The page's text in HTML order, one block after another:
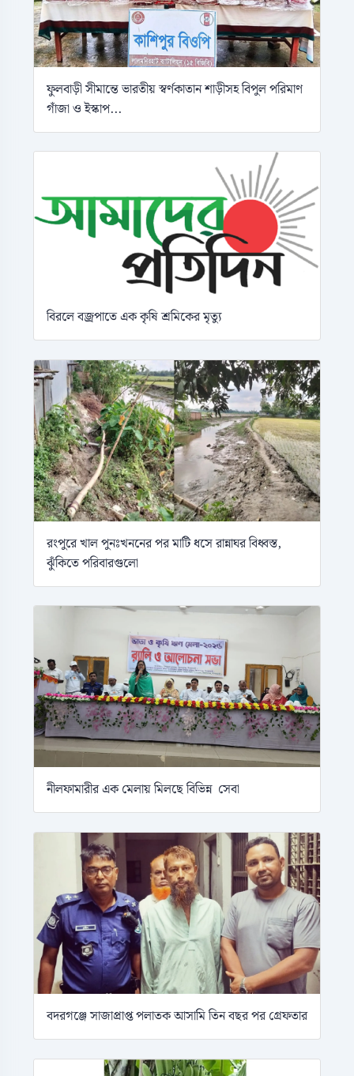
ফুলবাড়ী সীমান্তে ভারতীয় স্বর্ণকাতান শাড়ীসহ বিপুল পরিমাণ
গাঁজা ও ইস্কাপ...
বিরলে বজ্রপাতে এক কৃষি শ্রমিকের মৃত্যু
রংপুরে খাল পুনঃখননের পর মাটি ধসে রান্নাঘর বিধ্বস্ত,
ঝুঁকিতে পরিবারগুলো
নীলফামারীর এক মেলায় মিলছে বিভিন্ন সেবা
বদরগঞ্জে সাজাপ্রাপ্ত পলাতক আসামি তিন বছর পর গ্রেফতার